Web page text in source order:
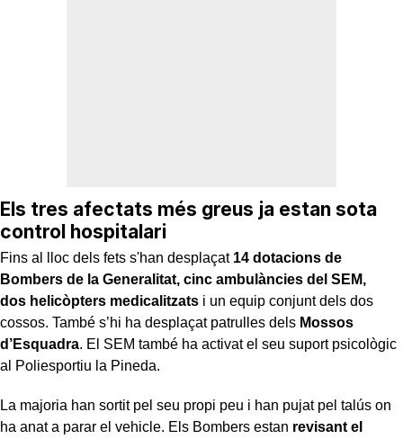
Els tres afectats més greus ja estan sota
control hospitalari
Fins al lloc dels fets s'han desplaçat14 dotacions de
Bombers de la Generalitat, cinc ambulàncies del SEM,
dos helicòpters medicalitzats i un equip conjunt dels dos
cossos. També s’hi ha desplaçat patrulles dels Mossos
d’Esquadra. El SEM també ha activat el seu suport psicològic
al Poliesportiu la Pineda.
La majoria han sortit pel seu propi peu i han pujat pel talús on
ha anat a parar el vehicle. Els Bombers estan revisant el